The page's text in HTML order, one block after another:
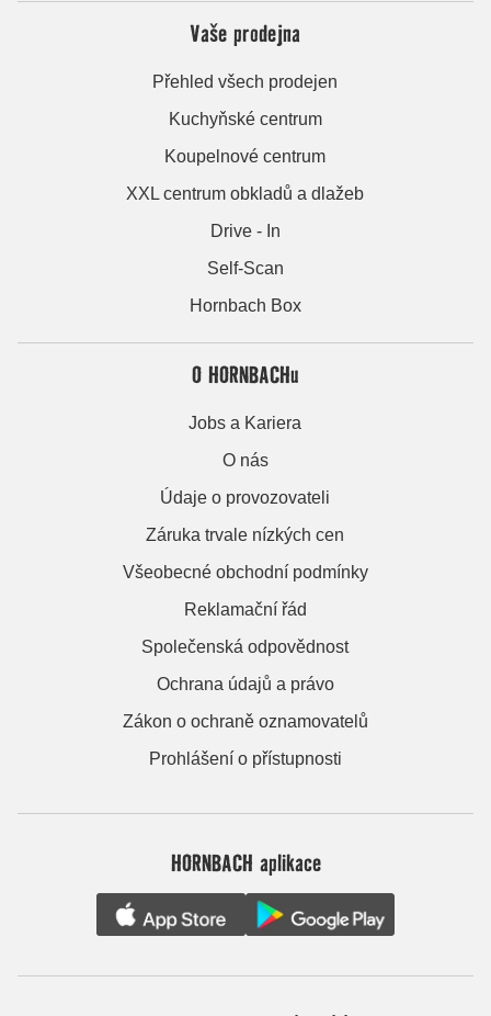
Vaše prodejna
Přehled všech prodejen
Kuchyňské centrum
Koupelnové centrum
XXL centrum obkladů a dlažeb
Drive - In
Self-Scan
Hornbach Box
O HORNBACHu
Jobs a Kariera
O nás
Údaje o provozovateli
Záruka trvale nízkých cen
Všeobecné obchodní podmínky
Reklamační řád
Společenská odpovědnost
Ochrana údajů a právo
Zákon o ochraně oznamovatelů
Prohlášení o přístupnosti
HORNBACH aplikace